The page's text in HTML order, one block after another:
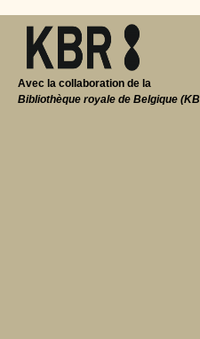
Avec la collaboration de la
Bibliothèque royale de Belgique